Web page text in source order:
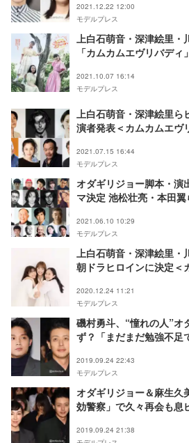
2021.12.22 12:00
モデルプレス
上白石萌音・深津絵里
「カムカムエヴリバデ
2021.10.07 16:14
モデルプレス
上白石萌音・深津絵里
演者発表＜カムカムエヴ
2021.07.15 16:44
モデルプレス
オダギリジョー脚本・演
マ決定 池松壮亮・本田
2021.06.10 10:29
モデルプレス
上白石萌音・深津絵里
朝ドラヒロインに決定＜
2020.12.24 11:21
モデルプレス
磯村勇斗、“憧れの人”オ
ず？「まだまだ勉強不
2019.09.24 22:43
モデルプレス
オダギリジョー＆麻生久
効警察」で久々再会も息
2019.09.24 21:38